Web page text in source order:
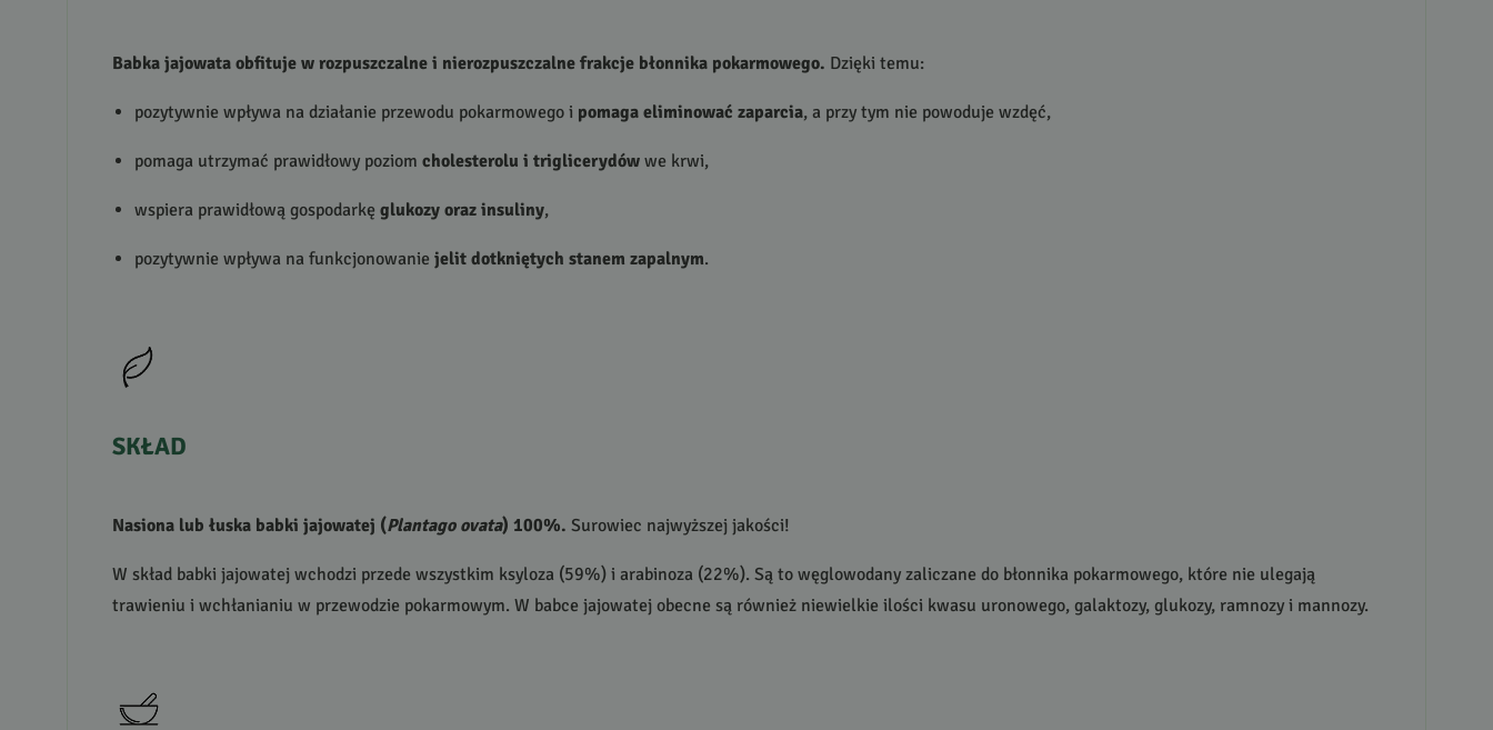
Babka jajowata obfituje w rozpuszczalne i nierozpuszczalne frakcje błonnika pokarmowego. Dzięki temu:
pozytywnie wpływa na działanie przewodu pokarmowego i pomaga eliminować zaparcia, a przy tym nie powoduje wzdęć,
pomaga utrzymać prawidłowy poziom cholesterolu i triglicerydów we krwi,
wspiera prawidłową gospodarkę glukozy oraz insuliny,
pozytywnie wpływa na funkcjonowanie jelit dotkniętych stanem zapalnym.
SKŁAD
Nasiona lub łuska babki jajowatej (Plantago ovata) 100%. Surowiec najwyższej jakości!
W skład babki jajowatej wchodzi przede wszystkim ksyloza (59%) i arabinoza (22%). Są to węglowodany zaliczane do błonnika pokarmowego, które nie ulegają
trawieniu i wchłanianiu w przewodzie pokarmowym. W babce jajowatej obecne są również niewielkie ilości kwasu uronowego, galaktozy, glukozy, ramnozy i mannozy.